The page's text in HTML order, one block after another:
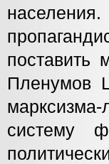
поставить
Пленумов
систему